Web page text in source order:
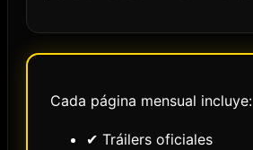
Cada página mensual incluye:
✔ Tráilers oficiales